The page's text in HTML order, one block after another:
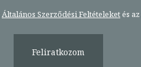
Általános Szerződési Feltételeketés az
Feliratkozom